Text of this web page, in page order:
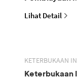
Lihat Detail
KETERBUKAAN
Keterbukaan